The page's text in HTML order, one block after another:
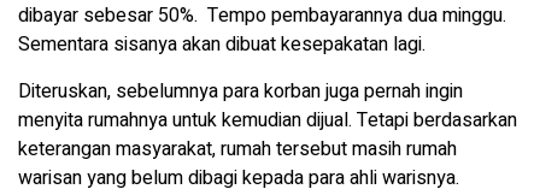
dibayar sebesar 50%. Tempo pembayarannya dua minggu.
Sementara sisanya akan dibuat kesepakatan lagi.
Diteruskan, sebelumnya para korban juga pernah ingin
menyita rumahnya untuk kemudian dijual. Tetapi berdasarkan
keterangan masyarakat, rumah tersebut masih rumah
warisan yang belum dibagi kepada para ahli warisnya.